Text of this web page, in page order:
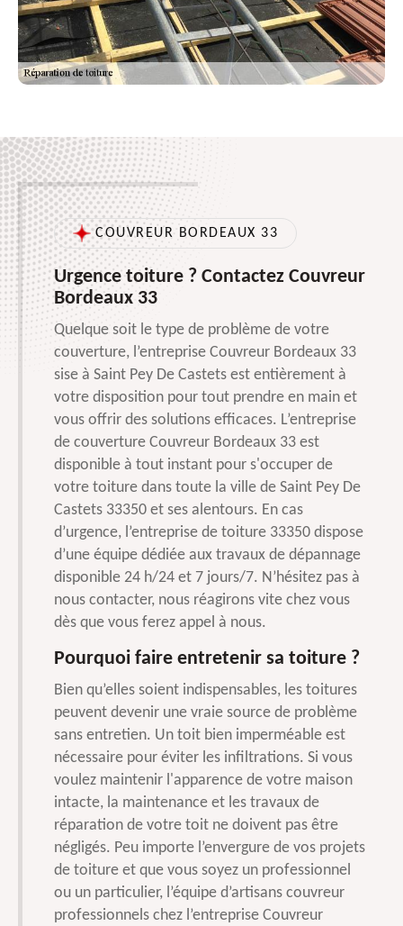
COUVREUR BORDEAUX 33
Urgence toiture ? Contactez Couvreur
Bordeaux 33
Quelque soit le type de problème de votre
couverture, l’entreprise Couvreur Bordeaux 33
sise à Saint Pey De Castets est entièrement à
votre disposition pour tout prendre en main et
vous offrir des solutions efficaces. L’entreprise
de couverture Couvreur Bordeaux 33 est
disponible à tout instant pour s'occuper de
votre toiture dans toute la ville de Saint Pey De
Castets 33350 et ses alentours. En cas
d’urgence, l’entreprise de toiture 33350 dispose
d’une équipe dédiée aux travaux de dépannage
disponible 24 h/24 et 7 jours/7. N’hésitez pas à
nous contacter, nous réagirons vite chez vous
dès que vous ferez appel à nous.
Pourquoi faire entretenir sa toiture ?
Bien qu’elles soient indispensables, les toitures
peuvent devenir une vraie source de problème
sans entretien. Un toit bien imperméable est
nécessaire pour éviter les infiltrations. Si vous
voulez maintenir l'apparence de votre maison
intacte, la maintenance et les travaux de
réparation de votre toit ne doivent pas être
négligés. Peu importe l’envergure de vos projets
de toiture et que vous soyez un professionnel
ou un particulier, l’équipe d’artisans couvreur
professionnels chez l’entreprise Couvreur